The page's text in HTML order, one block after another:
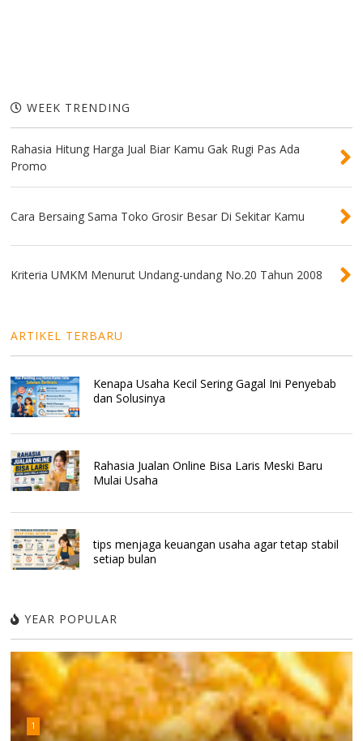
WEEK TRENDING
Rahasia Hitung Harga Jual Biar Kamu Gak Rugi Pas Ada
Promo
Cara Bersaing Sama Toko Grosir Besar Di Sekitar Kamu
Kriteria UMKM Menurut Undang-undang No.20 Tahun 2008
ARTIKEL TERBARU
Kenapa Usaha Kecil Sering Gagal Ini Penyebab
dan Solusinya
Rahasia Jualan Online Bisa Laris Meski Baru
Mulai Usaha
tips menjaga keuangan usaha agar tetap stabil
setiap bulan
YEAR POPULAR
1